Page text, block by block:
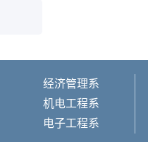
经济管理系
机电工程系
电子工程系